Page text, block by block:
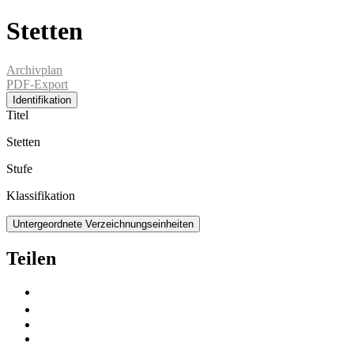
Stetten
Archivplan
PDF-Export
Identifikation
Titel
Stetten
Stufe
Klassifikation
Untergeordnete Verzeichnungseinheiten
Teilen